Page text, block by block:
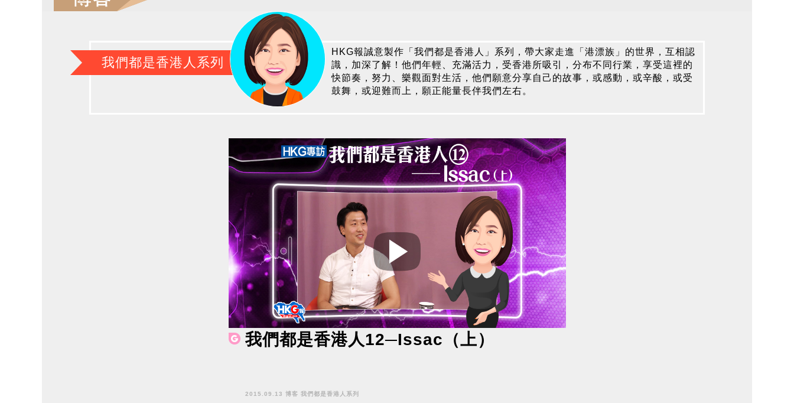
我們都是香港人系列
HKG報誠意製作「我們都是香港人」系列，帶大家走進「港漂族」的世界，互相認
識，加深了解！他們年輕、充滿活力，受香港所吸引，分布不同行業，享受這裡的
快節奏，努力、樂觀面對生活，他們願意分享自己的故事，或感動，或辛酸，或受
鼓舞，或迎難而上，願正能量長伴我們左右。
我們都是香港人12─Issac（上）
2015.09.13 博客 我們都是香港人系列